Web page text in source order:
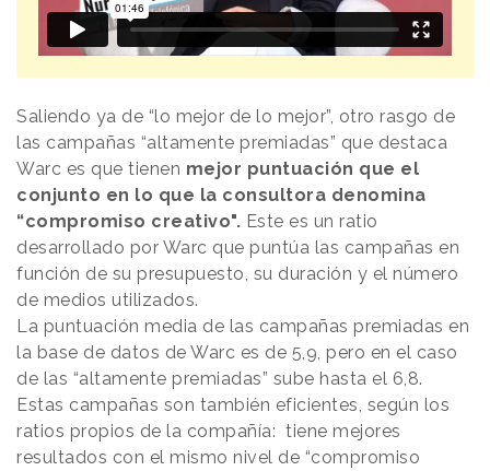
Saliendo ya de “lo mejor de lo mejor”, otro rasgo de
las campañas “altamente premiadas” que destaca
Warc es que tienen mejor puntuación que el
conjunto en lo que la consultora denomina
“compromiso creativo". Este es un ratio
desarrollado por Warc que puntúa las campañas en
función de su presupuesto, su duración y el número
de medios utilizados.
La puntuación media de las campañas premiadas en
la base de datos de Warc es de 5,9, pero en el caso
de las “altamente premiadas” sube hasta el 6,8.
Estas campañas son también eficientes, según los
ratios propios de la compañía: tiene mejores
resultados con el mismo nivel de “compromiso